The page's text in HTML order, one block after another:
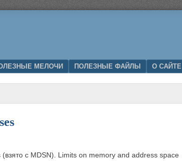
МЕЛОЧИ ПОЛЕЗНЫЕ ФАЙЛЫ О САЙТЕ
с MDSN). Limits on memory and address space